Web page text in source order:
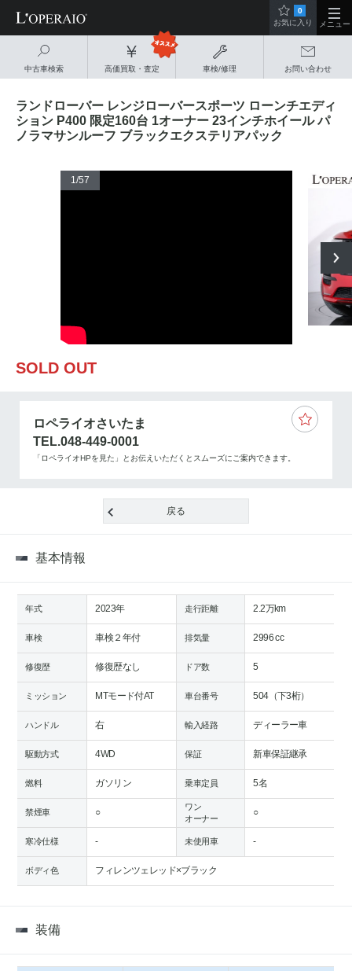
中古車検索 高価買取・査定 車検/修理 お問い合わせ
0
お気に入り
メニュー
ランドローバー レンジローバースポーツ ローンチエディ
ション P400 限定160台 1オーナー 23インチホイール パ
ノラマサンルーフ ブラックエクステリアパック
1/57
SOLD OUT
ロペライオさいたま
TEL.048-449-0001
「ロペライオHPを見た」とお伝えいただくとスムーズにご案内できます。
戻る
基本情報
年式 2023年 走行距離 2.2万km
車検 車検２年付 排気量 2996 cc
修復歴 修復歴なし ドア数 5
ミッション MTモード付AT 車台番号 504（下3桁）
ハンドル 右 輸入経路 ディーラー車
駆動方式 4WD 保証 新車保証継承
燃料 ガソリン 乗車定員 5名
禁煙車 ○
ワン
オーナー
○
寒冷仕様 - 未使用車 -
ボディ色 フィレンツェレッド×ブラック
装備